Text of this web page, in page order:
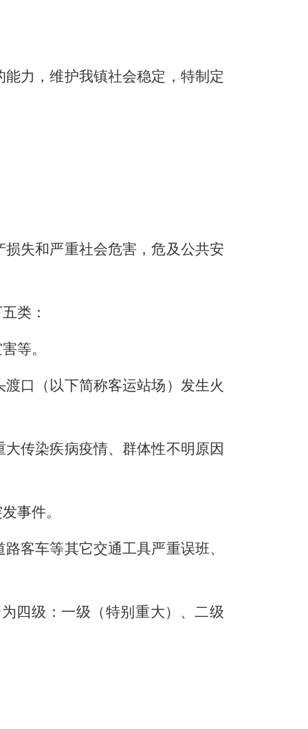
力，维护我镇社会稳定，特制定
失和严重社会危害，危及公共安
类：
等。
口（以下简称客运站场）发生火
传染疾病疫情、群体性不明原因
事件。
客车等其它交通工具严重误班、
四级：一级（特别重大）、二级